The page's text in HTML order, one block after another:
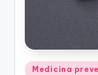
Publicado
Medicina